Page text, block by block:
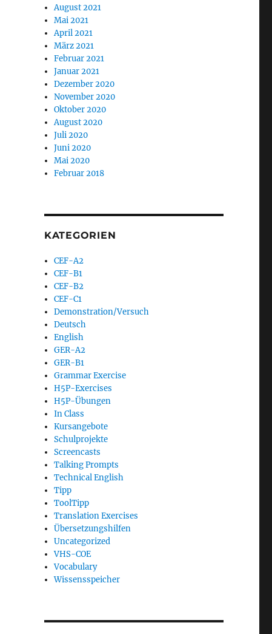
August 2021
Mai 2021
April 2021
März 2021
Februar 2021
Januar 2021
Dezember 2020
November 2020
Oktober 2020
August 2020
Juli 2020
Juni 2020
Mai 2020
Februar 2018
KATEGORIEN
CEF-A2
CEF-B1
CEF-B2
CEF-C1
Demonstration/Versuch
Deutsch
English
GER-A2
GER-B1
Grammar Exercise
H5P-Exercises
H5P-Übungen
In Class
Kursangebote
Schulprojekte
Screencasts
Talking Prompts
Technical English
Tipp
ToolTipp
Translation Exercises
Übersetzungshilfen
Uncategorized
VHS-COE
Vocabulary
Wissensspeicher